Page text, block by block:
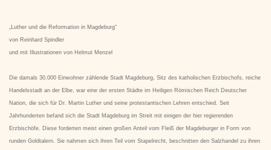
„Luther und die Reformation in Magdeburg“
von Reinhard Spindler
und mit Illustrationen von Helmut Menzel
Die damals 30.000 Einwohner zählende Stadt Magdeburg, Sitz des katholischen Erzbischofs, reiche
Handelsstadt an der Elbe, war eine der ersten Städte im Heiligen Römischen Reich Deutscher
Nation, die sich für Dr. Martin Luther und seine protestantischen Lehren entschied. Seit
Jahrhunderten befand sich die Stadt Magdeburg im Streit mit einigen der hier regierenden
Erzbischöfe. Diese forderten meist einen großen Anteil vom Fleiß der Magdeburger in Form von
runden Goldtalern. Sie nahmen sich ihren Teil vom Stapelrecht, beschnitten den Salzhandel zu ihren